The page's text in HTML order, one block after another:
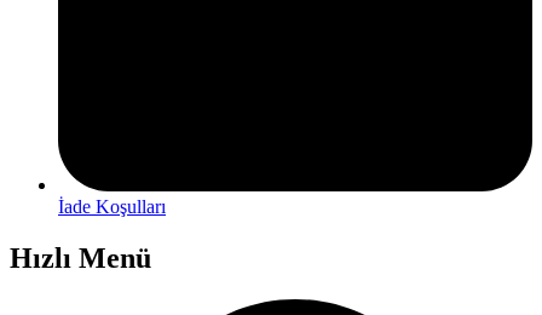
İade Koşulları
Hızlı Menü